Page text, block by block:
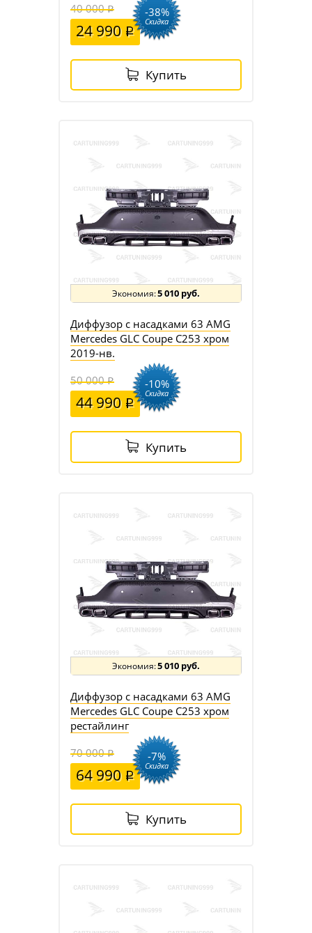
40 000
24 990
-38%
Скидка
Купить
5 010 руб.
Диффузор с насадками 63 AMG
Mercedes GLC Coupe C253 хром
2019-нв.
50 000
44 990
-10%
Скидка
Купить
5 010 руб.
Диффузор с насадками 63 AMG
Mercedes GLC Coupe C253 хром
рестайлинг
70 000
64 990
-7%
Скидка
Купить